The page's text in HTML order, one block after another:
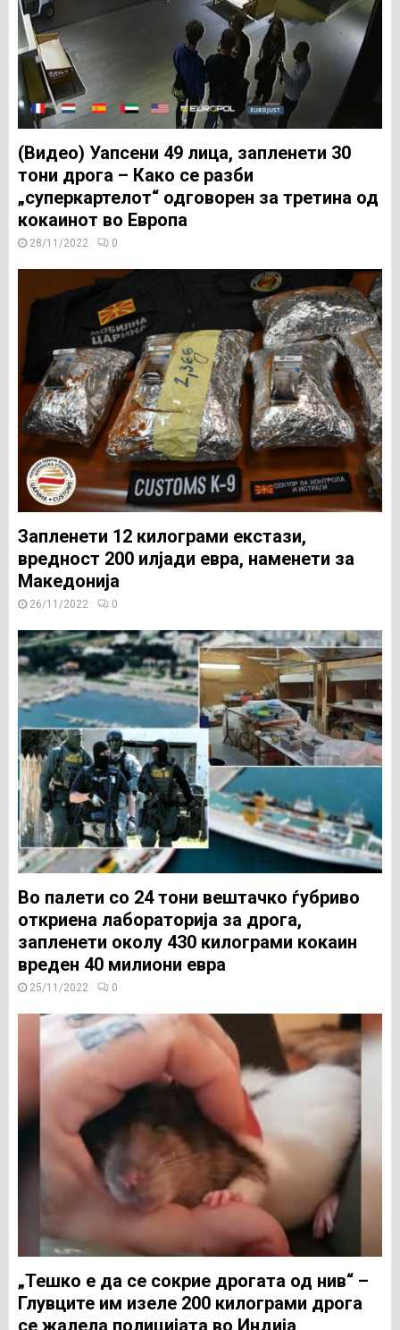
(Видео) Уапсени 49 лица, запленети 30
тони дрога – Како се разби
„суперкартелот“ одговорен за третина од
кокаинот во Европа
28/11/2022 0
Запленети 12 килограми екстази,
вредност 200 илјади евра, наменети за
Македонија
26/11/2022 0
Во палети со 24 тони вештачко ѓубриво
откриена лабораторија за дрога,
запленети околу 430 килограми кокаин
вреден 40 милиони евра
25/11/2022 0
„Тешко е да се сокрие дрогата од нив“ –
Глувците им изеле 200 килограми дрога
се жалела полицијата во Индија